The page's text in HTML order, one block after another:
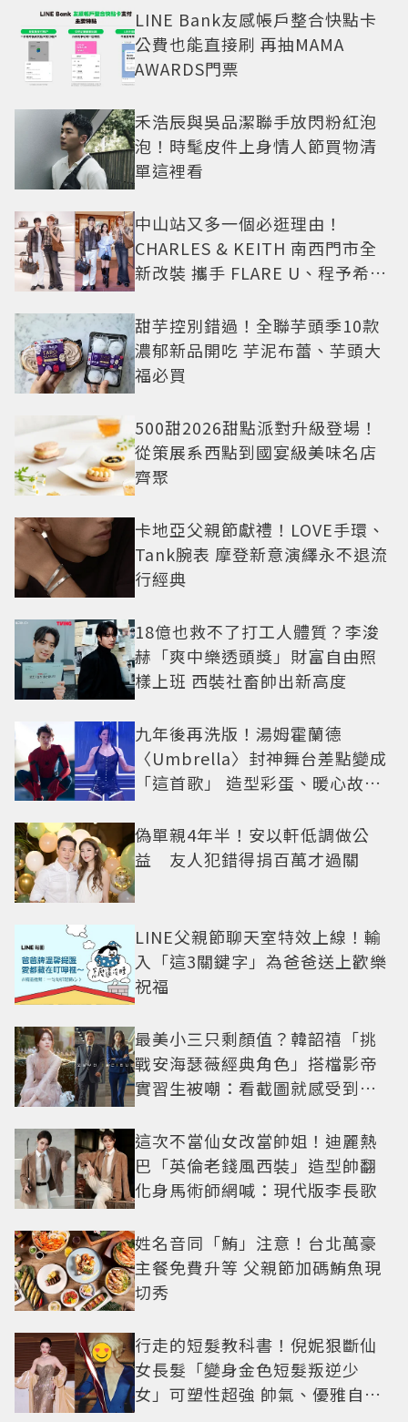
LINE Bank友感帳戶整合快點卡
公費也能直接刷 再抽MAMA
AWARDS門票
禾浩辰與吳品潔聯手放閃粉紅泡
泡！時髦皮件上身情人節買物清
單這裡看
中山站又多一個必逛理由！
CHARLES & KEITH 南西門市全
新改裝 攜手 FLARE U、程予希演
甜芋控別錯過！全聯芋頭季10款
濃郁新品開吃 芋泥布蕾、芋頭大
福必買
500甜2026甜點派對升級登場！
從策展系西點到國宴級美味名店
齊聚
卡地亞父親節獻禮！LOVE手環、
Tank腕表 摩登新意演繹永不退流
行經典
18億也救不了打工人體質？李浚
赫「爽中樂透頭獎」財富自由照
樣上班 西裝社畜帥出新高度
九年後再洗版！湯姆霍蘭德
〈Umbrella〉封神舞台差點變成
「這首歌」 造型彩蛋、暖心故事
偽單親4年半！安以軒低調做公
益 友人犯錯得捐百萬才過關
LINE父親節聊天室特效上線！輸
入「這3關鍵字」為爸爸送上歡樂
祝福
最美小三只剩顏值？韓韶禧「挑
戰安海瑟薇經典角色」搭檔影帝
實習生被嘲：看截圖就感受到演
這次不當仙女改當帥姐！迪麗熱
巴「英倫老錢風西裝」造型帥翻
化身馬術師網喊：現代版李長歌
姓名音同「鮪」注意！台北萬豪
主餐免費升等 父親節加碼鮪魚現
切秀
行走的短髮教科書！倪妮狠斷仙
女長髮「變身金色短髮叛逆少
女」可塑性超強 帥氣、優雅自由